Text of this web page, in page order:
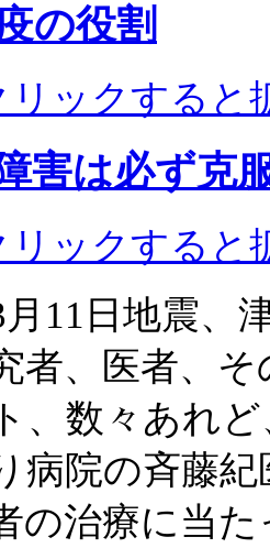
の役割
害は必ず克
月11日地震、
者、医者、
、数々あれ
病院の斉藤
の治療に当